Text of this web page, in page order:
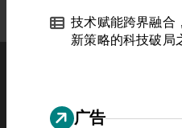
技术赋能跨界融合
新策略的科技破局
广告